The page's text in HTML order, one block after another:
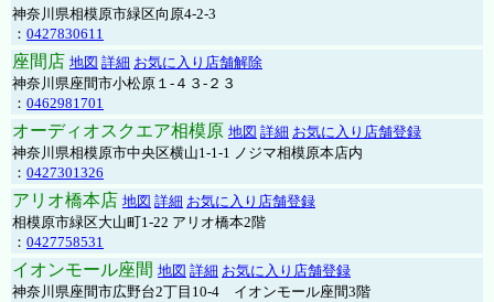
神奈川県相模原市緑区向原4-2-3
： 0427830611
座間店 地図 詳細 お気に入り店舗解除
神奈川県座間市小松原１-４３-２３
： 0462981701
オーディオスクエア相模原 地図 詳細 お気に入り店舗登録
神奈川県相模原市中央区横山1-1-1 ノジマ相模原本店内
： 0427301326
アリオ橋本店 地図 詳細 お気に入り店舗登録
相模原市緑区大山町1-22 アリオ橋本2階
： 0427758531
イオンモール座間 地図 詳細 お気に入り店舗登録
神奈川県座間市広野台2丁目10-4 イオンモール座間3階